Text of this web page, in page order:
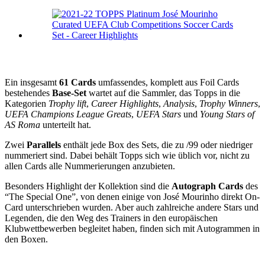
Ein insgesamt 61 Cards umfassendes, komplett aus Foil Cards
bestehendes Base-Set wartet auf die Sammler, das Topps in die
Kategorien Trophy lift, Career Highlights, Analysis, Trophy Winners,
UEFA Champions League Greats, UEFA Stars und Young Stars of
AS Roma unterteilt hat.
Zwei Parallels enthält jede Box des Sets, die zu /99 oder niedriger
nummeriert sind. Dabei behält Topps sich wie üblich vor, nicht zu
allen Cards alle Nummerierungen anzubieten.
Besonders Highlight der Kollektion sind die Autograph Cards des
“The Special One”, von denen einige von José Mourinho direkt On-
Card unterschrieben wurden. Aber auch zahlreiche andere Stars und
Legenden, die den Weg des Trainers in den europäischen
Klubwettbewerben begleitet haben, finden sich mit Autogrammen in
den Boxen.